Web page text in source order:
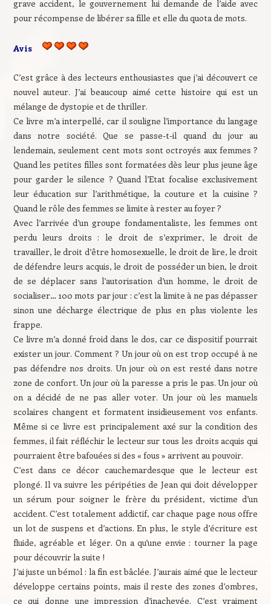
grave accident, le gouvernement lui demande de l’aide avec
pour récompense de libérer sa fille et elle du quota de mots.
Avis
C’est grâce à des lecteurs enthousiastes que j’ai découvert ce
nouvel auteur. J’ai beaucoup aimé cette histoire qui est un
mélange de dystopie et de thriller.
Ce livre m’a interpellé, car il souligne l’importance du langage
dans notre société. Que se passe-t-il quand du jour au
lendemain, seulement cent mots sont octroyés aux femmes ?
Quand les petites filles sont formatées dès leur plus jeune âge
pour garder le silence ? Quand l’Etat focalise exclusivement
leur éducation sur l’arithmétique, la couture et la cuisine ?
Quand le rôle des femmes se limite à rester au foyer ?
Avec l’arrivée d’un groupe fondamentaliste, les femmes ont
perdu leurs droits : le droit de s’exprimer, le droit de
travailler, le droit d’être homosexuelle, le droit de lire, le droit
de défendre leurs acquis, le droit de posséder un bien, le droit
de se déplacer sans l’autorisation d’un homme, le droit de
socialiser… 100 mots par jour : c’est la limite à ne pas dépasser
sinon une décharge électrique de plus en plus violente les
frappe.
Ce livre m’a donné froid dans le dos, car ce dispositif pourrait
exister un jour. Comment ? Un jour où on est trop occupé à ne
pas défendre nos droits. Un jour où on est resté dans notre
zone de confort. Un jour où la paresse a pris le pas. Un jour où
on a décidé de ne pas aller voter. Un jour où les manuels
scolaires changent et formatent insidieusement vos enfants.
Même si ce livre est principalement axé sur la condition des
femmes, il fait réfléchir le lecteur sur tous les droits acquis qui
pourraient être bafouées si des « fous » arrivent au pouvoir.
C’est dans ce décor cauchemardesque que le lecteur est
plongé. Il va suivre les péripéties de Jean qui doit développer
un sérum pour soigner le frère du président, victime d’un
accident. C’est totalement addictif, car chaque page nous offre
un lot de suspens et d’actions. En plus, le style d’écriture est
fluide, agréable et léger. On a qu’une envie : tourner la page
pour découvrir la suite !
J’ai juste un bémol : la fin est bâclée. J’aurais aimé que le lecteur
développe certains points, mais il reste des zones d’ombres,
ce qui donne une impression d’inachevée. C’est vraiment